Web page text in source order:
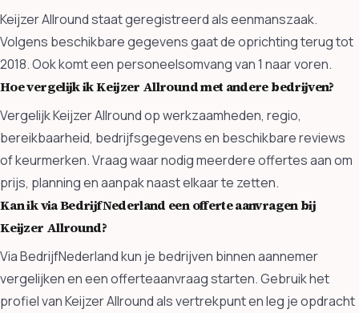
Keijzer Allround staat geregistreerd als eenmanszaak.
Volgens beschikbare gegevens gaat de oprichting terug tot
2018. Ook komt een personeelsomvang van 1 naar voren.
Hoe vergelijk ik Keijzer Allround met andere bedrijven?
Vergelijk Keijzer Allround op werkzaamheden, regio,
bereikbaarheid, bedrijfsgegevens en beschikbare reviews
of keurmerken. Vraag waar nodig meerdere offertes aan om
prijs, planning en aanpak naast elkaar te zetten.
Kan ik via BedrijfNederland een offerte aanvragen bij
Keijzer Allround?
Via BedrijfNederland kun je bedrijven binnen aannemer
vergelijken en een offerteaanvraag starten. Gebruik het
profiel van Keijzer Allround als vertrekpunt en leg je opdracht